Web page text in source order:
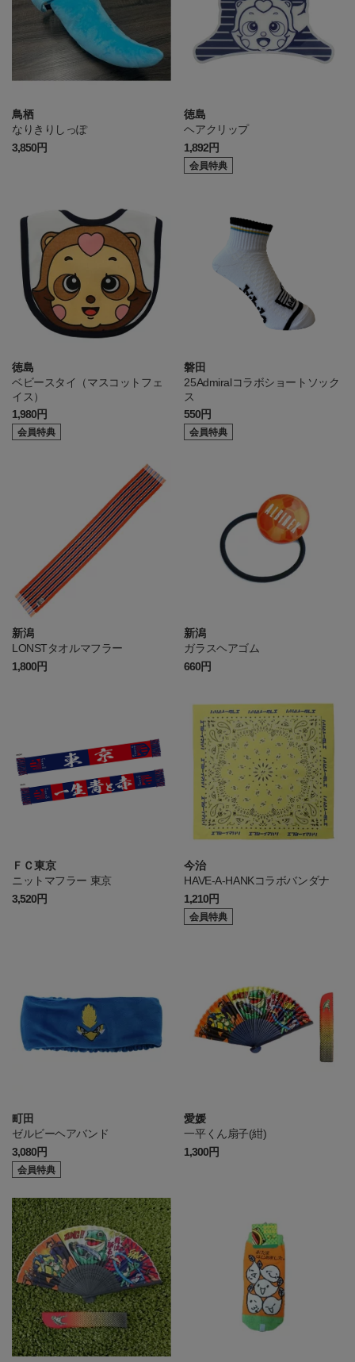
鳥栖
なりきりしっぽ
3,850円
徳島
ヘアクリップ
1,892円
会員特典
徳島
ベビースタイ（マスコットフェ
イス）
1,980円
会員特典
磐田
25Admiralコラボショートソック
ス
550円
会員特典
新潟
LONSTタオルマフラー
1,800円
新潟
ガラスヘアゴム
660円
ＦＣ東京
ニットマフラー 東京
3,520円
今治
HAVE-A-HANKコラボバンダナ
1,210円
会員特典
町田
ゼルビーヘアバンド
3,080円
会員特典
愛媛
一平くん扇子(紺)
1,300円